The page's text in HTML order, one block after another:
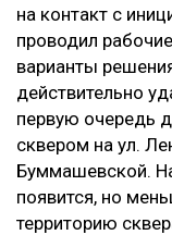
на контакт с
проводил
варианты
действительно
первую очередь
сквером на ул.
Буммашевской.
появится, но
территорию